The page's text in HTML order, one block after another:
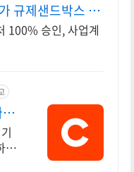
규제샌드박스 정
100% 승인, 사업계
세